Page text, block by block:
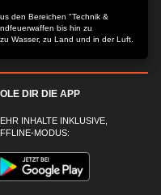
den Bereichen "Technik &
bis hin zu
Wasser, zu Land und in der Luft.
DIR DIE APP
INHALTE INKLUSIVE,
MODUS: